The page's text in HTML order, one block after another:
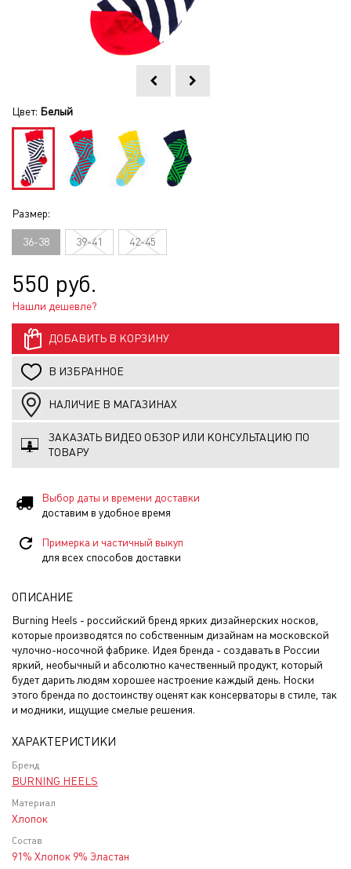
Цвет: Белый
Размер:
36-38 39-41 42-45
550 руб.
Нашли дешевле?
ДОБАВИТЬ В КОРЗИНУ
В ИЗБРАННОЕ
НАЛИЧИЕ В МАГАЗИНАХ
ЗАКАЗАТЬ ВИДЕО ОБЗОР ИЛИ КОНСУЛЬТАЦИЮ ПО
ТОВАРУ
Выбор даты и времени доставки
доставим в удобное время
Примерка и частичный выкуп
для всех способов доставки
ОПИСАНИЕ
Burning Heels - российский бренд ярких дизайнерских носков,
которые производятся по собственным дизайнам на московской
чулочно-носочной фабрике. Идея бренда - создавать в России
яркий, необычный и абсолютно качественный продукт, который
будет дарить людям хорошее настроение каждый день. Носки
этого бренда по достоинству оценят как консерваторы в стиле, так
и модники, ищущие смелые решения.
ХАРАКТЕРИСТИКИ
Бренд
BURNING HEELS
Материал
Хлопок
Состав
91% Хлопок 9% Эластан